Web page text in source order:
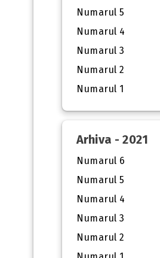
Numarul 5
Numarul 4
Numarul 3
Numarul 2
Numarul 1
Arhiva - 2021
Numarul 6
Numarul 5
Numarul 4
Numarul 3
Numarul 2